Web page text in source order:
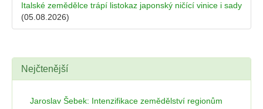
Italské zemědělce trápí listokaz japonský ničící vinice i sady
(05.08.2026)
Nejčtenější
Jaroslav Šebek: Intenzifikace zemědělství regionům